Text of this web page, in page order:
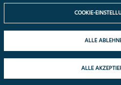
© 2026 TMF e.V. All rights reserved.
COOKIE-
ALLE
ALLE